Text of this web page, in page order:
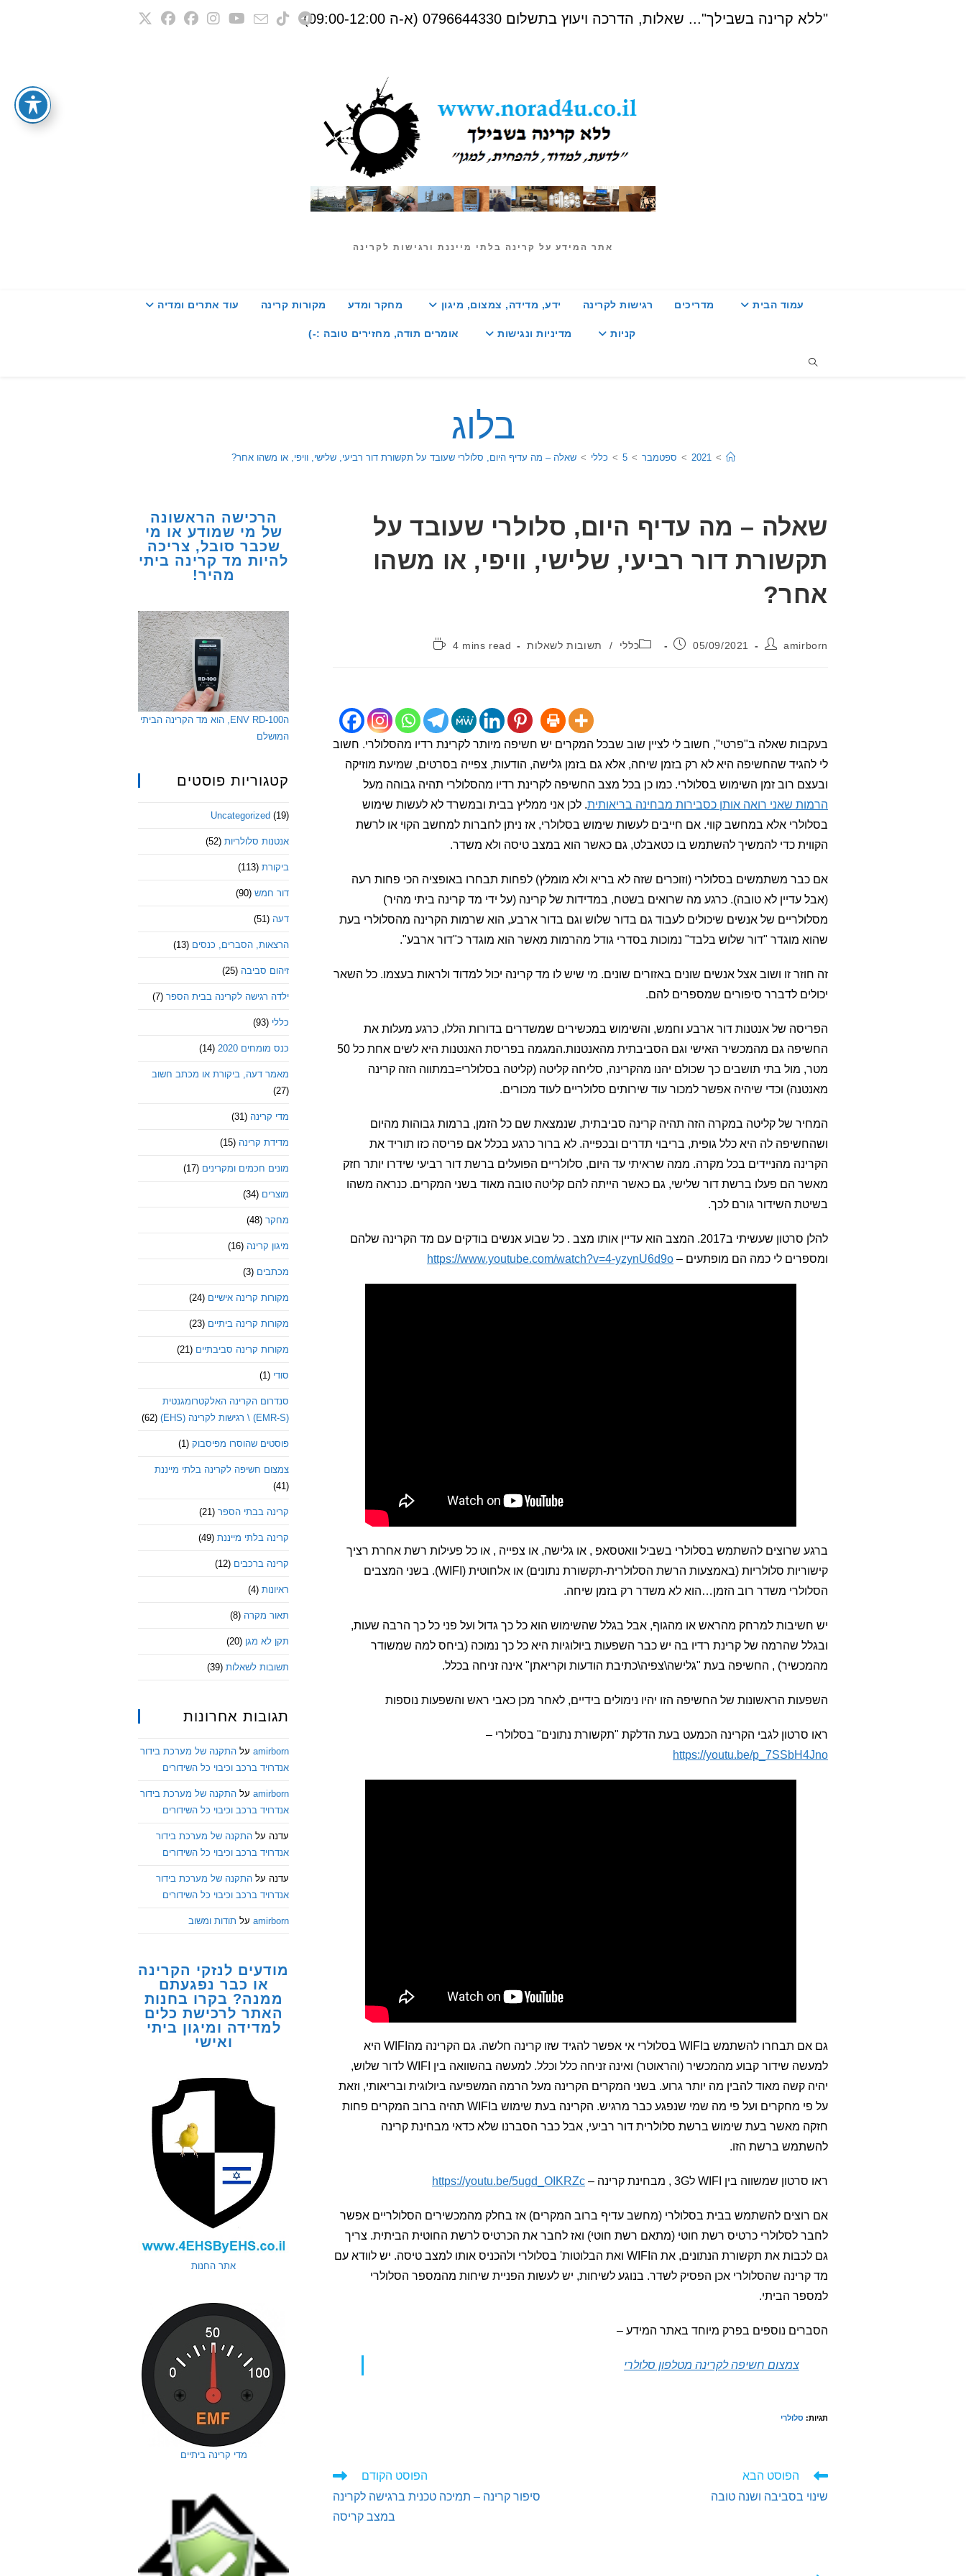
"ללא קרינה בשבילך"... שאלות, הדרכה ויעוץ בתשלום 0796644330 (א-ה 09:00-12:00)
אתר המידע על קרינה בלתי מייננת ורגישות לקרינה
עמוד הבית מדריכים רגישות לקרינה ידע, מדידה, צמצום, מיגון מחקר ומדע מקורות קרינה עוד אתרים ומדיה
קניות מדיניות ונגישות אומרים תודה, מחזירים טובה :-)
בלוג
>
2021
> ספטמבר >
5
> כללי > שאלה – מה עדיף היום, סלולרי שעובד על תקשורת דור רביעי, שלישי, וויפי, או משהו אחר?
שאלה – מה עדיף היום, סלולרי שעובד על
תקשורת דור רביעי, שלישי, וויפי, או משהו
אחר?
מחבר:
amirborn פורסם:
05/09/2021 קטגוריה:
כללי / תשובות לשאלות
זמן
4 mins read
בעקבות שאלה ב"פרטי", חשוב לי לציין שוב שבכל המקרים יש חשיפה מיותר לקרינת רדיו מהסלולרי. חשוב
לי להגיד שהחשיפה היא לא רק בזמן שיחה, אלא גם בזמן גלישה, הודעות, צפייה בסרטים, שמיעת מוזיקה
ובעצם רוב זמן השימוש בסלולרי. כמו כן בכל מצב החשיפה לקרינת רדיו מהסלולרי תהיה גבוהה מעל
הרמות שאני רואה אותן כסבירות מבחינה בריאותית. לכן אני ממליץ בבית ובמשרד לא לעשות שימוש
בסלולרי אלא במחשב קווי. אם חייבים לעשות שימוש בסלולרי, אז ניתן לחברות למחשב הקוי או לרשת
הקווית כדי להמשיך להשתמש בו כטאבלט, גם כאשר הוא במצב טיסה ולא משדר.
אם כבר משתמשים בסלולרי (וזוכרים שזה לא בריא ולא מומלץ) לפחות תבחרו באופציה הכי פחות רעה
(אבל עדיין לא טובה). כרגע מה שרואים בשטח, במדידות של קרינה (על ידי מד קרינה ביתי מהיר)
מסלולריים של אנשים שיכולים לעבוד גם בדור שלוש וגם בדור ארבע, הוא שרמות הקרינה מהסלולרי בעת
שהוא מוגדר "דור שלוש בלבד" נמוכות בסדרי גודל מהרמות מאשר הוא מוגדר כ"דור ארבע".
זה חוזר זו ושוב אצל אנשים שונים באזורים שונים. מי שיש לו מד קרינה יכול למדוד ולראות בעצמו. כל השאר
יכולים לדברר סיפורים שמספרים להם.
הפריסה של אנטנות דור ארבע וחמש, והשימוש במכשירים שמשדרים בדורות הללו, כרגע מעלות את
החשיפה גם מהמכשיר האישי וגם הסביבתית מהאנטנות.המגמה בפריסת האנטנות היא לשים אחת כל 50
מטר, מול בתי תושבים כך שכולם יהנו מהקרינה, סליחה קליטה (קליטה בסלולרי=במתווה הזה קרינה
מאנטנה) וכדי שיהיה אפשר למכור עוד שירותים סלולריים לעוד מכורים.
המחיר של קליטה במקרה הזה תהיה קרינה סביבתית, שנמצאת שם כל הזמן, ברמות גבוהות מהיום
ושהחשיפה לה היא כלל גופית, בריבוי תדרים ובכפייה. לא ברור כרגע בכלל אם פריסה כזו תוריד את
הקרינה מהניידים בכל מקרה. ממה שראיתי עד היום, סלולריים הפועלים ברשת דור רביעי שידרו יותר חזק
מאשר הם פעלו ברשת דור שלישי, גם כאשר הייתה להם קליטה טובה מאוד בשני המקרים. כנראה משהו
בשיטת השידור גורם לכך.
להלן סרטון שעשיתי ב2017. המצב הוא עדיין אותו מצב . כל שבוע אנשים בודקים עם מד הקרינה שלהם
ומספרים לי כמה הם מופתעים – https://www.youtube.com/watch?v=4-yzynU6d9o
ברגע שרוצים להשתמש בסלולרי בשביל וואטסאפ , או גלישה, או צפייה , או כל פעילות רשת אחרת רציך
קישוריות סלולריות (באמצעות הרשת הסלולרית-תקשורת נתונים) או אלחוטית (WIFI). בשני המצבים
הסלולרי משדר רוב הזמן…הוא לא משדר רק בזמן שיחה.
יש חשיבות למרחק מהראש או מהגוף, אבל בגלל שהשימוש הוא כל כך גדול ועל פני כל כך הרבה שעות,
ובגלל שהרמה של קרינת רדיו בה יש כבר השפעות ביולוגיות היא כל כך נמוכה (ביחס למה שמשודר
מהמכשיר) , החשיפה בעת "גלישה\צפיה\כתיבת הודעות וקריאתן" אינה זניחה בכלל.
השפעות הראשונות של החשיפה הזו יהיו נימולים בידיים, לאחר מכן כאבי ראש והשפעות נוספות
ראו סרטון לגבי הקרינה הכמעט בעת הדלקת "תקשורת נתונים" בסלולרי –
https://youtu.be/p_7SSbH4Jno
גם אם תבחרו להשתמש בWIFI בסלולרי אי אפשר להגיד שזו קרינה חלשה. גם הקרינה מהWIFI היא
למעשה שידור קבוע מהמכשיר (והראוטר) ואינה זניחה כלל וכלל. למעשה בהשוואה בין WIFI לדור שלוש,
יהיה קשה מאוד להבין מה יותר גרוע. בשני המקרים הקרינה מעל הרמה המשפיעה ביולוגית ובריאותי, וזאת
על פי מחקרים ועל פי מה שמי שנפגע כבר מרגיש. הקרינה בעת שימוש בWIFI תהיה ברוב המקרים פחות
חזקה מאשר בעת שימוש ברשת סלולרית דור רביעי, אבל כבר הסברנו שלא כדאי מבחינת קרינה
להשתמש ברשת הזו.
ראו סרטון שמשווה בין WIFI ל3G , מבחינת קרינה – https://youtu.be/5ugd_OIKRZc
אם רוצים להשתמש בבית בסלולרי (מחשב עדיף ברוב המקרים) אז בחלק מהמכשירים הסלולריים אפשר
לחבר לסלולרי כרטיס רשת חוטי (מתאם רשת חוטי) ואז לחבר את הכרטיס לרשת החוטית הביתית. צריך
גם לכבות את תקשורת הנתונים, את הWIFI ואת הבלוטות' בסלולרי ולהכניס אותו למצב טיסה. יש לוודא עם
מד קרינה שהסלולרי אכן הפסיק לשדר. בנוגע לשיחות, יש לעשות הפניית שיחות מהמספר הסלולרי
למספר הביתי.
הסברים נוספים בפרק מיוחד באתר המידע –
צמצום חשיפה לקרינה מטלפון סלולרי
תגיות: סלולרי
לקרוא
נוספים
הפוסט הקודם
סיפור קרינה – תמיכה טכנית ברגישה לקרינה
במצב קריסה
הפוסט הבא
שינוי בסביבה ושנה טובה
הרכישה הראשונה
של מי שמודע או מי
שכבר סובל, צריכה
להיות מד קרינה ביתי
מהיר!
הENV RD-100, הוא מד הקרינה הביתי
המושלם
קטגוריות פוסטים
Uncategorized (19)
אנטנות סלולריות (52)
ביקורת (113)
דור חמש (90)
דעה (51)
הרצאות, הסברים, כנסים (13)
זיהום סביבה (25)
ילדה רגישה לקרינה בבית הספר (7)
כללי (93)
כנס מומחים 2020 (14)
מאמר דעה, ביקורת או מכתב חשוב
(27)
מדי קרינה (31)
מדידת קרינה (15)
מונים חכמים ומקרינים (17)
מוצרים (34)
מחקר (48)
מיגון קרינה (16)
מכתבים (3)
מקורות קרינה אישיים (24)
מקורות קרינה ביתיים (23)
מקורות קרינה סביבתיים (21)
סודי (1)
סנדרום הקרינה האלקטרומגנטית
(EMR-S) \ רגישות לקרינה (EHS)
(62)
פוסטים שהוסרו מפיסבוק (1)
צמצום חשיפה לקרינה בלתי מייננת
(41)
קרינה בבתי הספר (21)
קרינה בלתי מייננת (49)
קרינה ברכבים (12)
ראיונות (4)
תאור מקרה (8)
תקן לא מגן (20)
תשובות לשאלות (39)
תגובות אחרונות
amirborn על התקנה של מערכת בידור
אנדרויד ברכב וכיבוי כל השידורים
amirborn על התקנה של מערכת בידור
אנדרויד ברכב וכיבוי כל השידורים
עדנה על התקנה של מערכת בידור
אנדרויד ברכב וכיבוי כל השידורים
עדנה על התקנה של מערכת בידור
אנדרויד ברכב וכיבוי כל השידורים
amirborn על תודות ומשוב
מודעים לנזקי הקרינה
או כבר נפגעתם
ממנה? בקרו בחנות
האתר לרכישת כלים
למדידה ומיגון ביתי
ואישי
אתר החנות
מדי קרינה ביתיים